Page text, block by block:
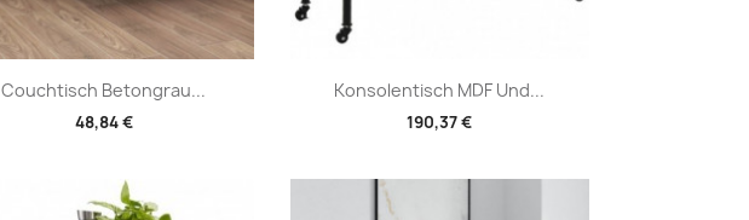
Couchtisch Betongrau...
48,84 €
Vorschau Konsolentisch MDF Und...
190,37 €
Vorschau